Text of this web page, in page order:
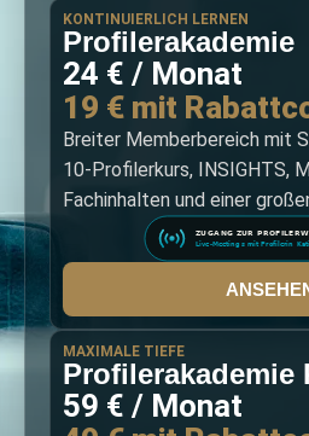
KONTINUIERLICH LERNEN
Profilerakademie
24 € / Monat
19 € mit
Breiter Memberbereich mit
10-Profilerkurs, INSIGHTS,
Fachinhalten und einer
MAXIMALE TIEFE
Profilerakademie
59 € / Monat